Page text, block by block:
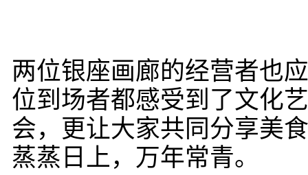
两位银座画廊的经营者也
位到场者都感受到了文化
会，更让大家共同分享美
蒸蒸日上，万年常青。